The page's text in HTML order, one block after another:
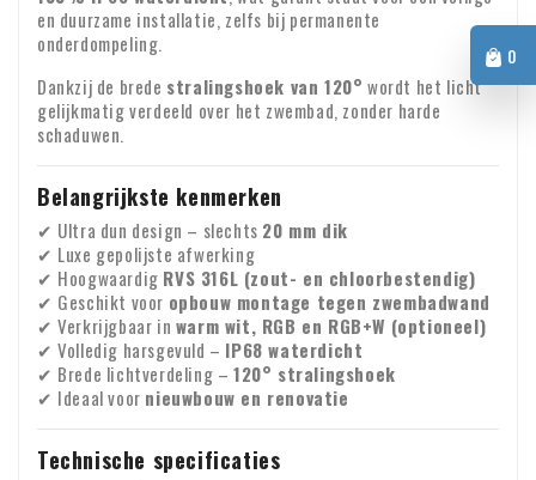
0
vrijblijvend contact opnemen via e-mail:info@xpropool.com
en duurzame installatie, zelfs bij permanente
onderdompeling.
Dankzij de brede stralingshoek van 120° wordt het licht
gelijkmatig verdeeld over het zwembad, zonder harde
schaduwen.
Belangrijkste kenmerken
✔ Ultra dun design – slechts 20 mm dik
✔ Luxe gepolijste afwerking
✔ Hoogwaardig RVS 316L (zout- en chloorbestendig)
✔ Geschikt voor opbouw montage tegen zwembadwand
✔ Verkrijgbaar in warm wit, RGB en RGB+W (optioneel)
✔ Volledig harsgevuld – IP68 waterdicht
✔ Brede lichtverdeling –120° stralingshoek
✔ Ideaal voor nieuwbouw en renovatie
Technische specificaties